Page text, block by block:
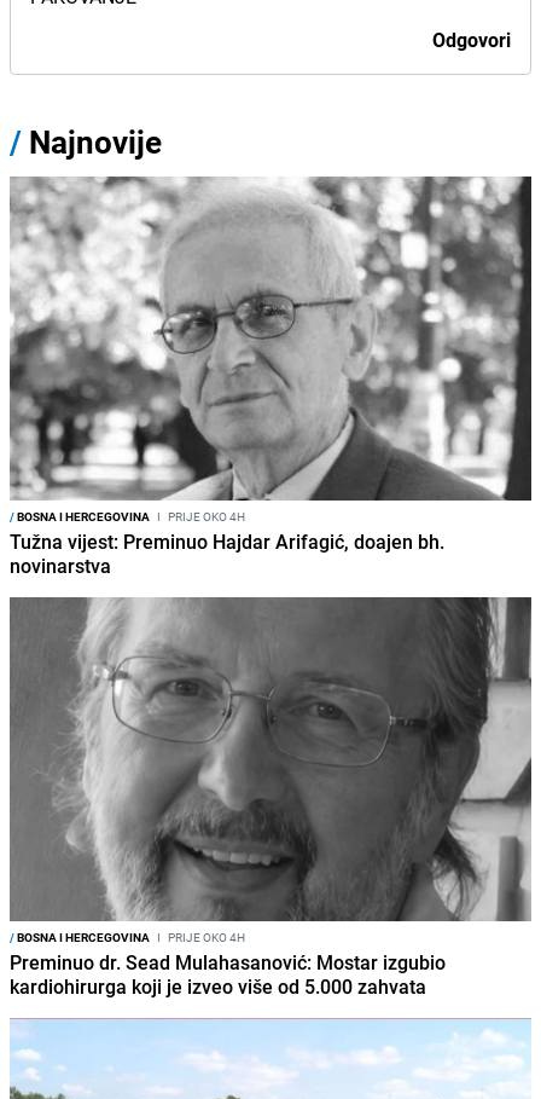
Odgovori
/ Najnovije
/BOSNA I HERCEGOVINA I PRIJE OKO 4H
Tužna vijest: Preminuo Hajdar Arifagić, doajen bh.
novinarstva
/BOSNA I HERCEGOVINA I PRIJE OKO 4H
Preminuo dr. Sead Mulahasanović: Mostar izgubio
kardiohirurga koji je izveo više od 5.000 zahvata